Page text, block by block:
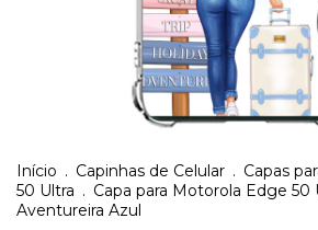
Início . Capinhas de Celular . Capas
50 Ultra . Capa para Motorola Edge 50
Aventureira Azul